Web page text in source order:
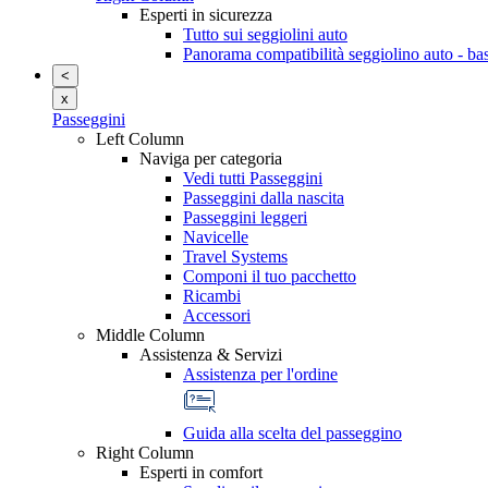
Esperti in sicurezza
Tutto sui seggiolini auto
Panorama compatibilità seggiolino auto -
<
x
Passeggini
Left Column
Naviga per categoria
Vedi tutti Passeggini
Passeggini dalla nascita
Passeggini leggeri
Navicelle
Travel Systems
Componi il tuo pacchetto
Ricambi
Accessori
Middle Column
Assistenza & Servizi
Assistenza per l'ordine
Guida alla scelta del passeggino
Right Column
Esperti in comfort